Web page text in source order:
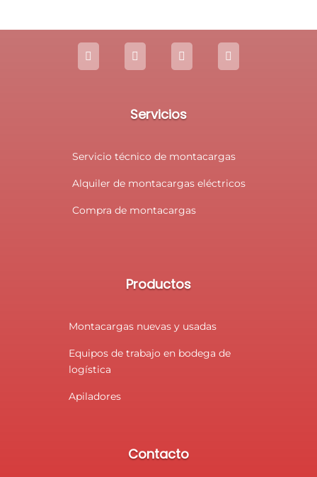
Servicios
Servicio técnico de montacargas
Alquiler de montacargas eléctricos
Compra de montacargas
Productos
Montacargas nuevas y usadas
Equipos de trabajo en bodega de
logística
Apiladores
Contacto